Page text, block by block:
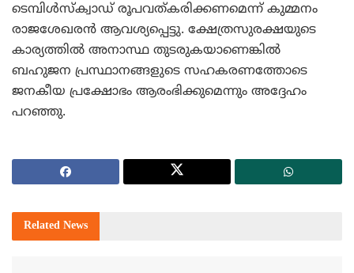
ടെമ്പിള്‍സ്‌ക്വാഡ് രൂപവത്കരിക്കണമെന്ന് കുമ്മനം
രാജശേഖരന്‍ ആവശ്യപ്പെട്ടു. ക്ഷേത്രസുരക്ഷയുടെ
കാര്യത്തില്‍ അനാസ്ഥ തുടരുകയാണെങ്കില്‍
ബഹുജന പ്രസ്ഥാനങ്ങളുടെ സഹകരണത്തോടെ
ജനകീയ പ്രക്ഷോഭം ആരംഭിക്കുമെന്നും അദ്ദേഹം
പറഞ്ഞു.
Related News